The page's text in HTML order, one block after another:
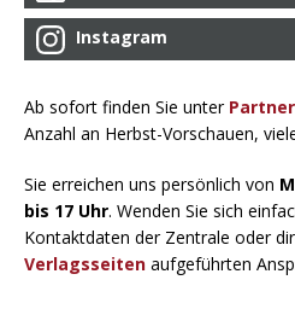
Instagram
Ab sofort finden Sie unter
Anzahl an Herbst-Vorschauen,
Sie erreichen uns persönlich von
bis 17 Uhr. Wenden Sie sich
Kontaktdaten der Zentrale oder
Verlagsseiten aufgeführten